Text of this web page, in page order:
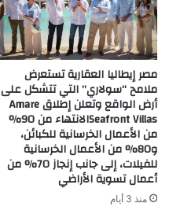
مصر إيطاليا العقارية تستعرض
ملامح “سولاري” التي تتشكل على
أرض الواقع وتعلن إطلاق Amare
Seafront Villasالانتهاء من 90%
من الأعمال الخرسانية للكبائن،
و80% من الأعمال الخرسانية
للفيلات، إلى جانب إنجاز 70% من
أعمال تسوية الأراضي
منذ 3 أيام